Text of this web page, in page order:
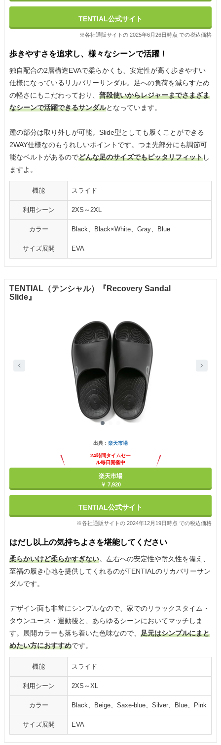
TENTIAL公式サイト
※各社通販サイトの 2025年6月26日時点 での税込価格
歩きやすさを追求し、様々なシーンで活躍！
独自配合の2層構造EVAで柔らかくも、安定性が高く歩きやすい
仕様になっているリカバリーサンダル。足への負荷を減らすため
の軽さにもこだわっており、 普段使いからレジャーまでさまざま
なシーンで活躍できるサンダルとなっています。
踵の部分は取り外しが可能。Slide型としても履くことができる
2WAY仕様なのもうれしいポイントです。つま先部分にも調節可
能なベルトがあるのでどんな足のサイズでもピッタリフィットし
ますよ。
機能 スライド
利用シーン 2XS～2XL
カラー Black、Black×White、Gray、Blue
サイズ展開 EVA
TENTIAL（テンシャル）『Recovery Sandal
Slide』
出典： 楽天市場
24時間タイムセー
ル毎日開催中
楽天市場
￥ 7,920
TENTIAL公式サイト
※各社通販サイトの 2024年12月19日時点 での税込価格
はだし以上の気持ちよさを堪能してください
柔らかいけど柔らかすぎない。左右への安定性や耐久性を備え、
至福の履き心地を提供してくれるのがTENTIALのリカバリーサン
ダルです。
デザイン面も非常にシンプルなので、家でのリラックスタイム・
タウンユース・運動後と、あらゆるシーンにおいてマッチしま
す。展開カラーも落ち着いた色味なので、 足元はシンプルにまと
めたい方におすすめです。
機能 スライド
利用シーン 2XS～XL
カラー Black、Beige、Saxe-blue、Silver、Blue、Pink
サイズ展開 EVA